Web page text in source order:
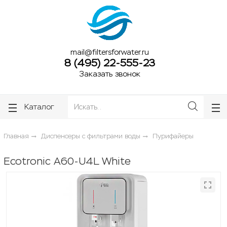
mail@filtersforwater.ru
8 (495) 22-555-23
Заказать звонок
Каталог
Главная Диспенсеры с фильтрами воды Пурифайеры
Ecotronic A60-U4L White